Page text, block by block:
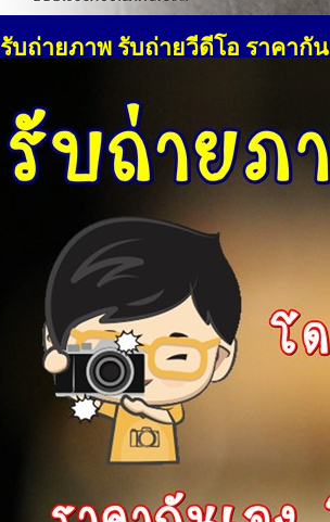
รับถ่ายภาพ รับถ่ายวีดีโอ ราคากั